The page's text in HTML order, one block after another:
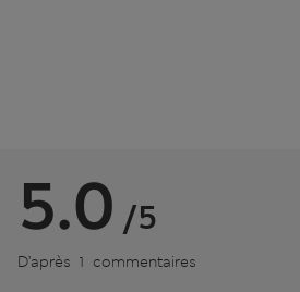
5.0 /5
D’après 1 commentaires